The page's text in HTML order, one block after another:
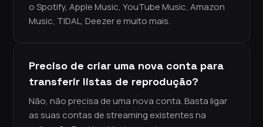
o Spotify, Apple Music, YouTube Music, Amazon
Music, TIDAL, Deezer e muito mais.
Preciso de criar uma nova conta para
transferir listas de reprodução?
Não, não precisa de uma nova conta. Basta ligar
as suas contas de streaming existentes na